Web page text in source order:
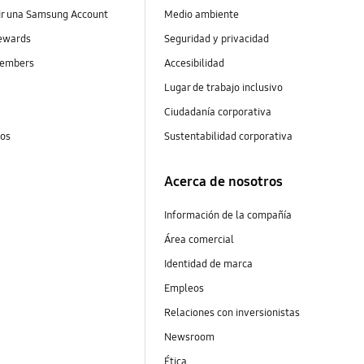
una Samsung Account
Medio ambiente
Seguridad y privacidad
Accesibilidad
Lugar de trabajo inclusivo
Ciudadanía corporativa
Sustentabilidad corporativa
Acerca de nosotros
Información de la compañía
Área comercial
Identidad de marca
Empleos
Relaciones con inversionistas
Newsroom